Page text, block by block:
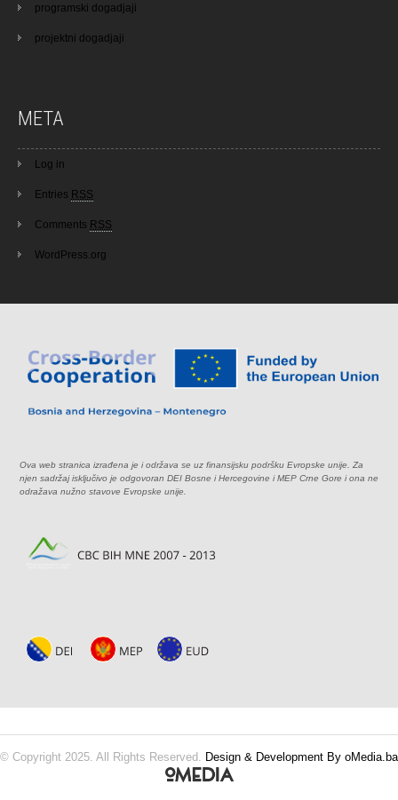
programski dogadjaji
projektni dogadjaji
META
Log in
Entries RSS
Comments RSS
WordPress.org
Ova web stranica izrađena je i održava se uz finansijsku podršku Evropske unije. Za
njen sadržaj isključivo je odgovoran DEI Bosne i Hercegovine i MEP Crne Gore i ona ne
odražava nužno stavove Evropske unije.
© Copyright 2025. All Rights Reserved. Design & Development By oMedia.ba